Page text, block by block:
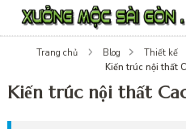
Trang chủ Blog Thiết kế
Kiến trúc nội thất
Kiến trúc nội thất